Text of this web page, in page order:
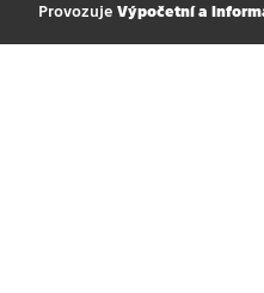
Provozuje Výpočetní a